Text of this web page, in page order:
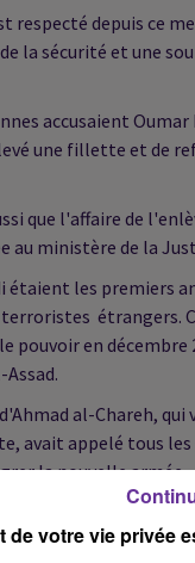
respecté depuis ce
la sécurité et une
accusaient Oumar
une fillette et de
que l'affaire de
ministère de la
étaient les premiers
étrangers.
pouvoir en décembre
al-Chareh, qui
avait appelé tous les
la nouvelle armée.
Diaby ? Eh bien
de votre vie privée